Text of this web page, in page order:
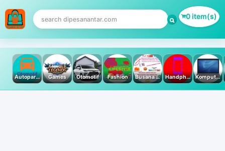
0 item(s)
Autoparts Games Otomotif Fashion Busana Muslim Handphone & Tablet Komputer PC & Laptop